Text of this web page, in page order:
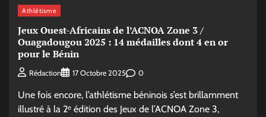
Athlétisme
Jeux Ouest-Africains de l’ACNOA Zone 3 /
Ouagadougou 2025 : 14 médailles dont 4 en or
pour le Bénin
Rédaction 17 Octobre 2025 0
Une fois encore, l’athlétisme béninois s’est brillamment
illustré à la 2ᵉ édition des Jeux de l’ACNOA Zone 3,